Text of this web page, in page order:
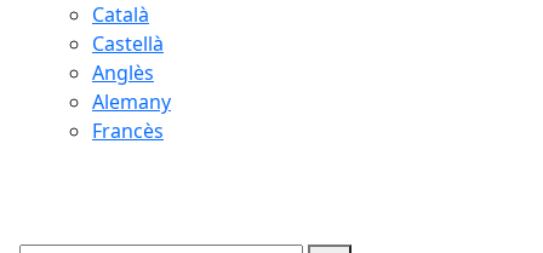
Català
Castellà
Anglès
Alemany
Francès